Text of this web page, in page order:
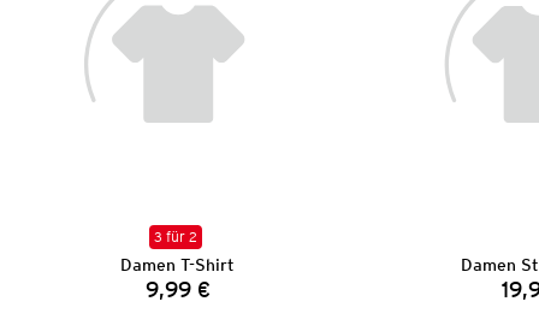
3 für 2
Damen T-Shirt
Preis:
9,99 €
Damen